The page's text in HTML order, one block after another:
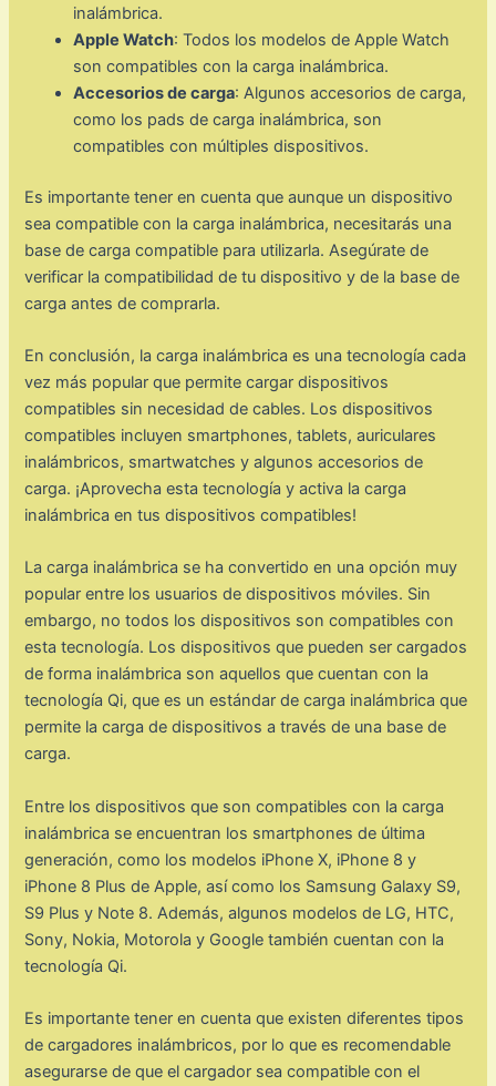
inalámbrica.
Apple Watch: Todos los modelos de Apple Watch
son compatibles con la carga inalámbrica.
Accesorios de carga: Algunos accesorios de carga,
como los pads de carga inalámbrica, son
compatibles con múltiples dispositivos.
Es importante tener en cuenta que aunque un dispositivo
sea compatible con la carga inalámbrica, necesitarás una
base de carga compatible para utilizarla. Asegúrate de
verificar la compatibilidad de tu dispositivo y de la base de
carga antes de comprarla.
En conclusión, la carga inalámbrica es una tecnología cada
vez más popular que permite cargar dispositivos
compatibles sin necesidad de cables. Los dispositivos
compatibles incluyen smartphones, tablets, auriculares
inalámbricos, smartwatches y algunos accesorios de
carga. ¡Aprovecha esta tecnología y activa la carga
inalámbrica en tus dispositivos compatibles!
La carga inalámbrica se ha convertido en una opción muy
popular entre los usuarios de dispositivos móviles. Sin
embargo, no todos los dispositivos son compatibles con
esta tecnología. Los dispositivos que pueden ser cargados
de forma inalámbrica son aquellos que cuentan con la
tecnología Qi, que es un estándar de carga inalámbrica que
permite la carga de dispositivos a través de una base de
carga.
Entre los dispositivos que son compatibles con la carga
inalámbrica se encuentran los smartphones de última
generación, como los modelos iPhone X, iPhone 8 y
iPhone 8 Plus de Apple, así como los Samsung Galaxy S9,
S9 Plus y Note 8. Además, algunos modelos de LG, HTC,
Sony, Nokia, Motorola y Google también cuentan con la
tecnología Qi.
Es importante tener en cuenta que existen diferentes tipos
de cargadores inalámbricos, por lo que es recomendable
asegurarse de que el cargador sea compatible con el